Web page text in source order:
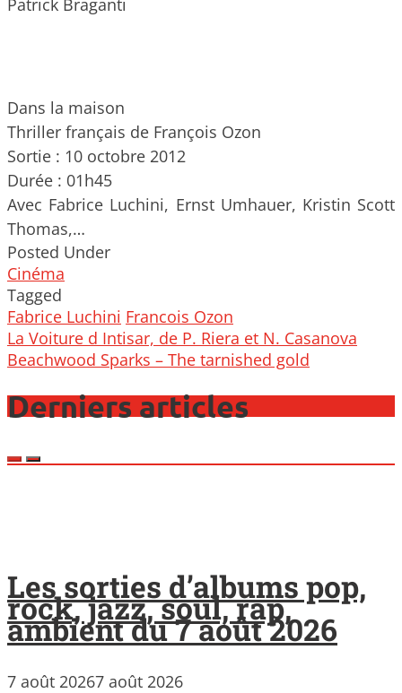
Dans la maison
Thriller français de François Ozon
Sortie : 10 octobre 2012
Durée : 01h45
Avec Fabrice Luchini, Ernst Umhauer, Kristin Scott
Thomas,…
Posted Under
Cinéma
Tagged
Fabrice Luchini Francois Ozon
Post
navigation
La Voiture d Intisar, de P. Riera et N. Casanova
Beachwood Sparks – The tarnished gold
Derniers articles
Les sorties d’albums pop,
rock, jazz, soul, rap,
ambient du 7 août 2026
7 août 20267 août 2026